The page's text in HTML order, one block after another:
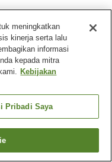
penjual otomatis
Isahaya
meningkatkan
kinerja serta lalu
informasi
kepada mitra
Kebijakan
Pribadi Saya